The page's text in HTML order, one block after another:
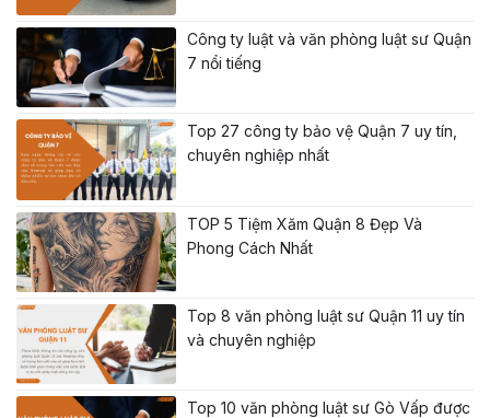
Công ty luật và văn phòng luật sư Quận
7 nổi tiếng
Top 27 công ty bảo vệ Quận 7 uy tín,
chuyên nghiệp nhất
TOP 5 Tiệm Xăm Quận 8 Đẹp Và
Phong Cách Nhất
Top 8 văn phòng luật sư Quận 11 uy tín
và chuyên nghiệp
Top 10 văn phòng luật sư Gò Vấp được